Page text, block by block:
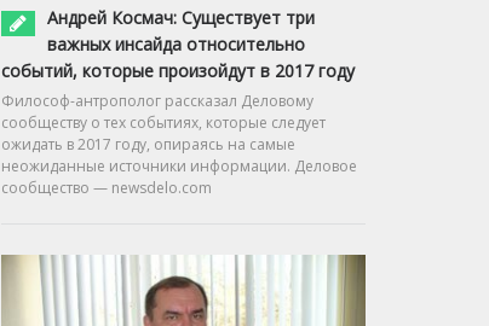
Андрей Космач: Существует три
важных инсайда относительно
событий, которые произойдут в 2017 году
Философ-антрополог рассказал Деловому
сообществу о тех событиях, которые следует
ожидать в 2017 году, опираясь на самые
неожиданные источники информации. Деловое
сообщество — newsdelo.com